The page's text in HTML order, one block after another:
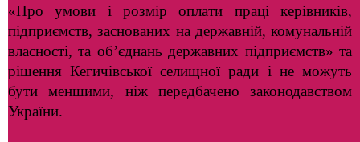
«Про умови і розмір оплати праці керівників,
підприємств, заснованих на державній, комунальній
власності, та об’єднань державних підприємств» та
рішення Кегичівської селищної ради і не можуть
бути меншими, ніж передбачено законодавством
України.